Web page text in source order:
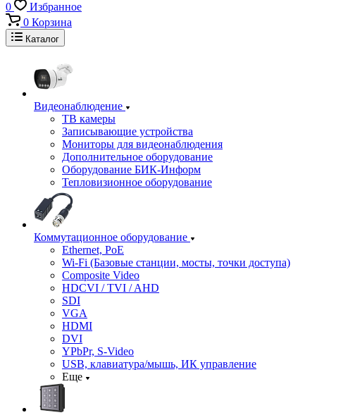
0
Избранное
0 Корзина
Каталог
Видеонаблюдение
ТВ камеры
Записывающие устройства
Мониторы для видеонаблюдения
Дополнительное оборудование
Оборудование БИК-Информ
Тепловизионное оборудование
Коммутационное оборудование
Ethernet, PoE
Wi-Fi (Базовые станции, мосты, точки доступа)
Composite Video
HDCVI / TVI / AHD
SDI
VGA
HDMI
DVI
YPbPr, S-Video
USB, клавиатура/мышь, ИК управление
Еще